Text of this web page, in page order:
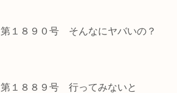
第１８９０号 そんなにヤバいの？
第１８８９号 行ってみないと